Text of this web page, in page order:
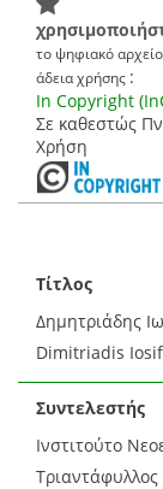
το ψηφιακό
άδεια χρήσης :
In Copyright
Σε καθεστώς
Χρήση
Τίτλος
Δημητριάδης
Dimitriadis Iosif
Συντελεστής
Ινστιτούτο
Τριαντάφυλλος